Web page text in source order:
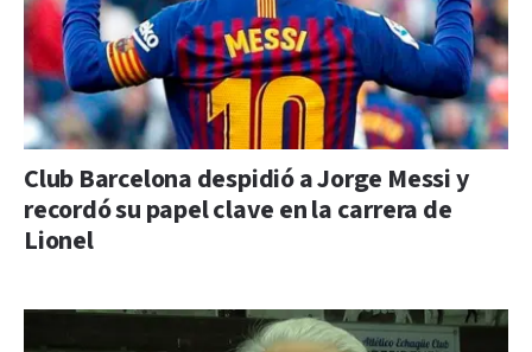
Club Barcelona despidió a Jorge Messi y
recordó su papel clave en la carrera de
Lionel